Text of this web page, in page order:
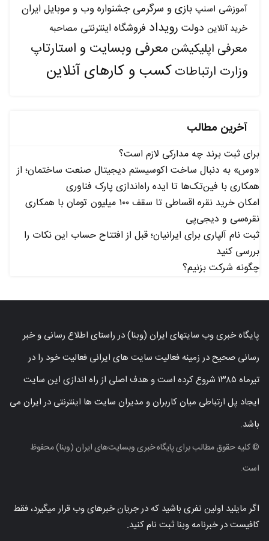
آموزشی اسنپ بازی و سرگرمی جشنواره وب و موبایل ایران
خرید آنلاین دولت رویداد فروشگاه اینترنتی مصاحبه
معرفی اپلیکیشن معرفی وبسایت و استارتاپ
وزارت ارتباطاتکسب و کارهای آنلاین
آخرین مطالب
برای ثبت برند چه مدارکی لازم است؟
«وس» به دنبال ساخت اکوسیستم دیجیتال صنعت ساختمان؛ از
همکاری با فین‌تک‌ها تا ایده راه‌اندازی پارک فناوری
امکان خرید نقره اقساطی تا سقف ۱۰۰ میلیون تومان با همکاری
نقره‌سی و دیجی‌پی
ثبت نام آلپاری برای ایرانیان؛ قبل از افتتاح حساب این نکات را
بررسی کنید
چگونه شرکت بزنیم؟
پایگاه خبری وب سایتهای ایران (وبنا) در راستای اطلاع رسانی و خبر
رسانی صحیح در زمینه فعالیت سایت های ایرانی فعالیت خود را در
تیرماه ۱۳۸۵ شروع کرده است و هدف اصلی از راه اندازی این سایت
ایجاد پل ارتباطی میان کاربران و مدیران سایت ها اینترنتی در ایران می
باشد.
© کلیه حقوق مطالب برای پایگاه خبری وبسایت‌های ایران (وبنا) محفوظ
است.
اگر مایلید اولین نفری باشید که در جریان خبرهای وب قرار میگیرد، فقط
کافیست در خبرنامه وبنا ثبت نام کنید.